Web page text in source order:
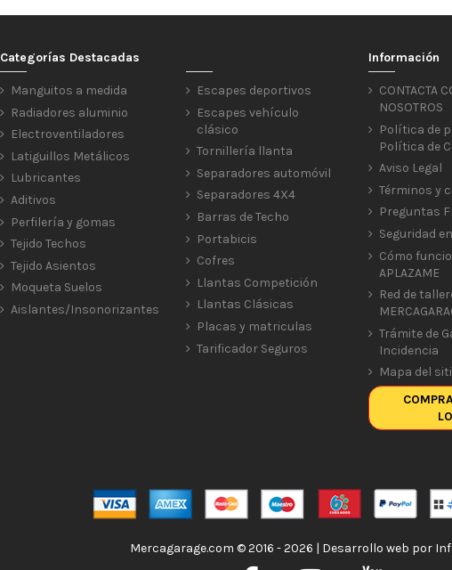
Categorías Destacadas
Manguitos a medida
Radiadores aluminio
Electroventiladores
Latiguillos Metálicos
Lubricantes
Aditivos
Perfilería y gomas
Tejido Techos
Tejido Asientos
Moqueta Suelos
Aislantes/Insonorizantes
Escapes deportivos
Escapes vehículo
clásico
Tornillería llanta
Separadores automóvil
Separadores 4X4
Barras de Techo
Portabicis
Cofres
Llantas Competición
Llantas Clásicas
Placas y matriculas
Tarificador Seguros
Información
CONTACTA
NOSOTROS
Política de
Política de
Aviso Legal
Términos y
Preguntas
Seguridad
Cómo
APLAZAME
Red de
Trámite de
Incidencia
Mapa del
Mercagarage.com © 2016 - 2026 | Desarrollo web por